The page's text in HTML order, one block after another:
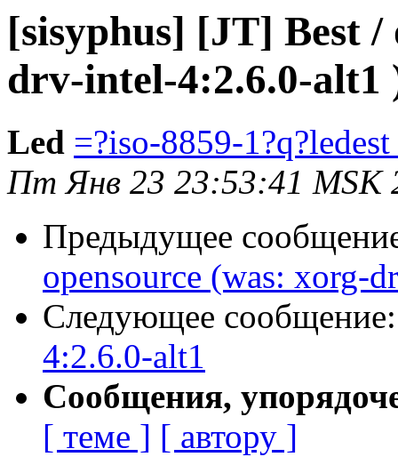
[sisyphus] [JT] Best /
drv-intel-4:2.6.0-alt1
Led =?iso-8859-
Пт Янв 23 23:53:41 MSK
Предыдущее
opensource (was: xorg-
Следующее
4:2.6.0-alt1
Сообщения,
[ теме ] [ автору ]